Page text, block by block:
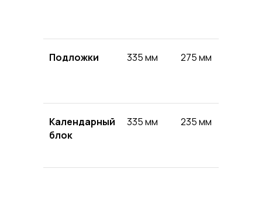
Подложки 335 мм 275 мм
Календарный
блок
335 мм 235 мм